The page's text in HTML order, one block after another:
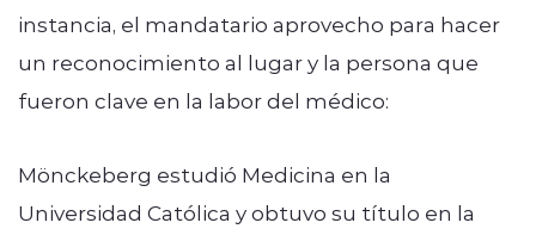
instancia, el mandatario aprovecho para hacer
un reconocimiento al lugar y la persona que
fueron clave en la labor del médico:
Mönckeberg estudió Medicina en la
Universidad Católica y obtuvo su título en la